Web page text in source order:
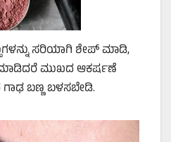
ಸರಿಯಾಗಿ ಶೇಪ್ ಮಾಡಿ,
ಮುಖದ ಆಕರ್ಷಣೆ
ಬಣ್ಣ ಬಳಸಬೇಡಿ.